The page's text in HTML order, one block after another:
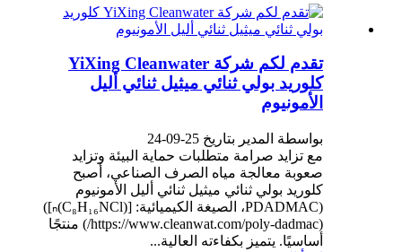
تقدم لكم شركة YiXing Cleanwater
كلوريد بولي ثنائي ميثيل ثنائي أليل
الأمونيوم
بواسطة المدير بتاريخ 25-09-24
مع تزايد صرامة متطلبات حماية البيئة وتزايد
صعوبة معالجة مياه الصرف الصناعي، أصبح
كلوريد بولي ثنائي ميثيل ثنائي أليل الأمونيوم
(PDADMAC، الصيغة الكيميائية: [(C₈H₁₆NCl)ₙ])
(https://www.cleanwat.com/poly-dadmac/) منتجًا
أساسيًا. يتميز بكفاءته العالية...